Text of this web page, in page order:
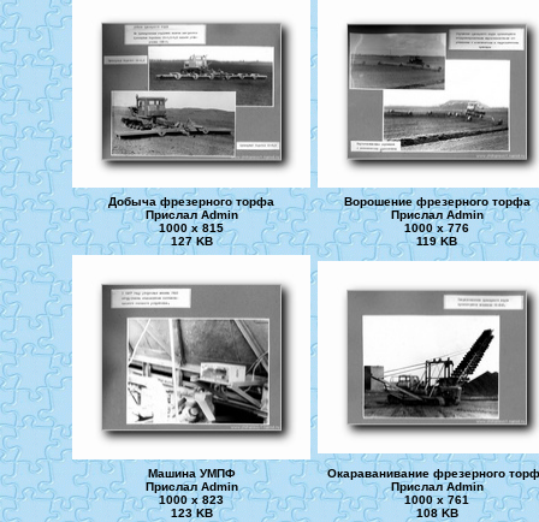
Добыча фрезерного торфа
Прислал Admin
1000 x 815
127 KB
Ворошение фрезерного торфа
Прислал Admin
1000 x 776
119 KB
Машина УМПФ
Прислал Admin
1000 x 823
123 KB
Окараванивание фрезерного
Прислал Admin
1000 x 761
108 KB